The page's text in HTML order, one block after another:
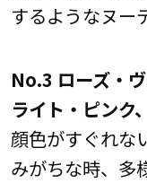
するようなヌー
No.3 ローズ・
ライト・ピンク
顔色がすぐれな
みがちな時、多